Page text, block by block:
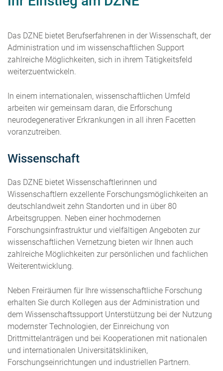
Das DZNE bietet Berufserfahrenen in der Wissenschaft, der
Administration und im wissenschaftlichen Support
zahlreiche Möglichkeiten, sich in ihrem Tätigkeitsfeld
weiterzuentwickeln.
In einem internationalen, wissenschaftlichen Umfeld
arbeiten wir gemeinsam daran, die Erforschung
neurodegenerativer Erkrankungen in all ihren Facetten
voranzutreiben.
​​​​​​​Wissenschaft
Das DZNE bietet Wissenschaftlerinnen und
Wissenschaftlern exzellente Forschungsmöglichkeiten an
deutschlandweit zehn Standorten und in über 80
Arbeitsgruppen. Neben einer hochmodernen
Forschungsinfrastruktur und vielfältigen Angeboten zur
wissenschaftlichen Vernetzung bieten wir Ihnen auch
zahlreiche Möglichkeiten zur persönlichen und fachlichen
Weiterentwicklung.
Neben Freiräumen für Ihre wissenschaftliche Forschung
erhalten Sie durch Kollegen aus der Administration und
dem Wissenschaftssupport Unterstützung bei der Nutzung
modernster Technologien, der Einreichung von
Drittmittelanträgen und bei Kooperationen mit nationalen
und internationalen Universitätskliniken,
Forschungseinrichtungen und industriellen Partnern.